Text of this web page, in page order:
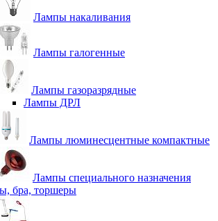
Лампы накаливания
Лампы галогенные
Лампы газоразрядные
Лампы ДРЛ
Лампы люминесцентные компактные
Лампы специального назначения
бра, торшеры